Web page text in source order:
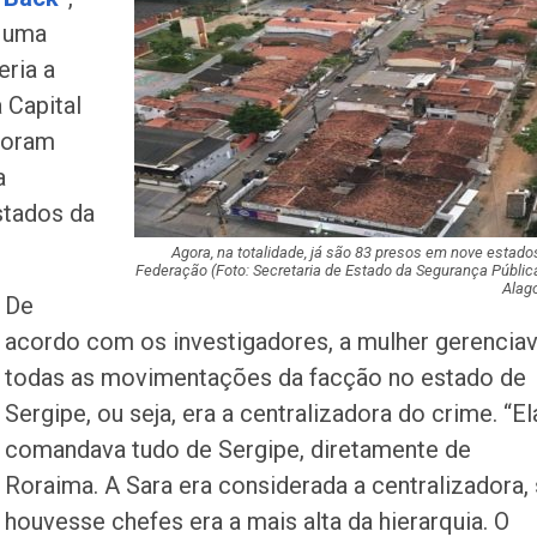
Agora, na totalidade, já são 83 presos em nove
Federação (Foto: Secretaria de Estado da Segurança
a
Capital
da
De
acordo com os investigadores, a mulher
todas as movimentações da facção no estado de
Sergipe, ou seja, era a centralizadora do crime.
comandava tudo de Sergipe, diretamente de
Roraima. A Sara era considerada a centralizadora,
houvesse chefes era a mais alta da hierarquia. O
tem
especial no
Prêmio
Caso Flávia
primeira
acontece nesta
Eventos
o trânsito em
neste sábado
Homem é preso
tráfico de
Maria
PF apreende
eletrônicos
sexual…